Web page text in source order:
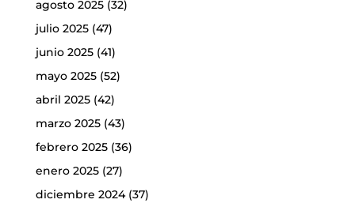
agosto 2025(32)
julio 2025(47)
junio 2025(41)
mayo 2025(52)
abril 2025(42)
marzo 2025(43)
febrero 2025(36)
enero 2025(27)
diciembre 2024(37)